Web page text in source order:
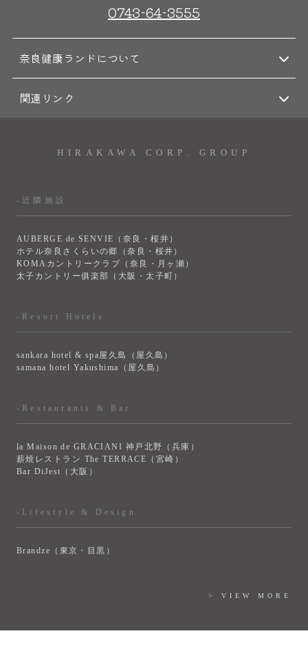
0743-64-3555
奈良健康ランドについて
関連リンク
HIRAKAWA CORP. GROUP
-近隣施設
AUBERGE de SENVIE（奈良・桜井）
ホテル奈良さくらいの郷（奈良・桜井）
KOMAカントリークラブ（奈良・月ヶ瀬）
太子カントリー俱楽部（大阪・太子町）
-Resort Hotels
sankara hotel & spa屋久島（屋久島）
samana hotel Yakushima（屋久島）
-Restaurants & Bar
la Maison de GRACIANI 神戸北野（兵庫）
薪焼レストラン The TERRACE（宮崎）
Bar DiJest（大阪）
-Lifestyle & Design
Brandze（東京・目黒）
> VIEW MORE